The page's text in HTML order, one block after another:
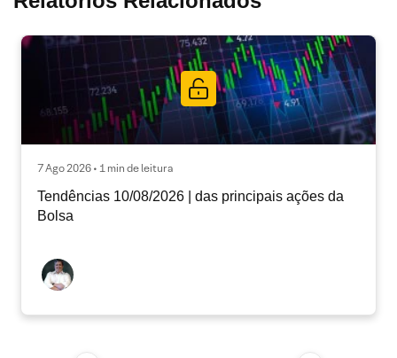
7 Ago 2026 • 1 min de leitura
Tendências 10/08/2026 | das principais ações da
Bolsa